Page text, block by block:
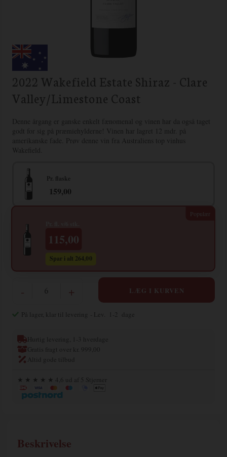
2022 Wakefield Estate Shiraz - Clare
Valley/Limestone Coast
Denne årgang er ganske enkelt fænomenal og vinen har da også taget
godt for sig på præmiehylderne! Vinen har lagret 12 mdr. på
amerikanske fade. Prøv denne vin fra Australiens top vinhus
Wakefield.
Pr. flaske
159,00
Spar i alt 264,00
115,00
- +
På lager, klar til levering - Lev. 1-2 dage
Hurtig levering, 1-3 hverdage
Gratis fragt over kr. 999,00
Altid gode tilbud
★ ★ ★ ★ ★ 4,6 ud af 5 Stjerner
Beskrivelse